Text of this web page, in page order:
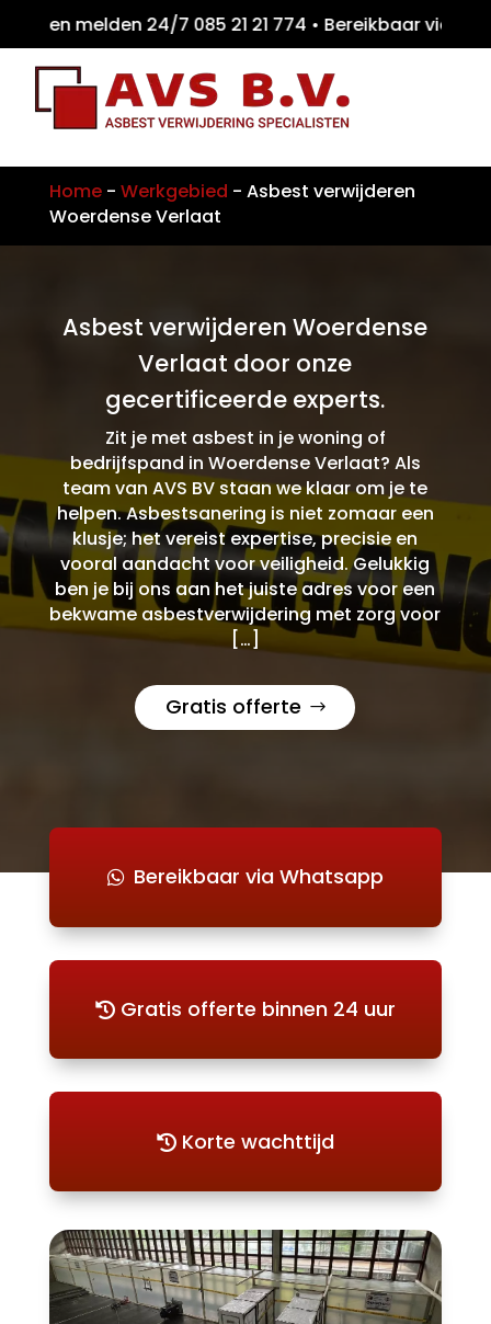
melden 24/7 085 21 21 774 •
Home- Werkgebied - Asbest verwijderen
Woerdense Verlaat
Asbest verwijderen Woerdense
Verlaat door onze
gecertificeerde experts.
Zit je met asbest in je woning of
bedrijfspand in Woerdense Verlaat? Als
team van AVS BV staan we klaar om je te
helpen. Asbestsanering is niet zomaar een
klusje; het vereist expertise, precisie en
vooral aandacht voor veiligheid. Gelukkig
ben je bij ons aan het juiste adres voor een
bekwame asbestverwijdering met zorg voor
[…]
Gratis offerte
Bereikbaar via Whatsapp
Gratis offerte binnen 24 uur
Korte wachttijd